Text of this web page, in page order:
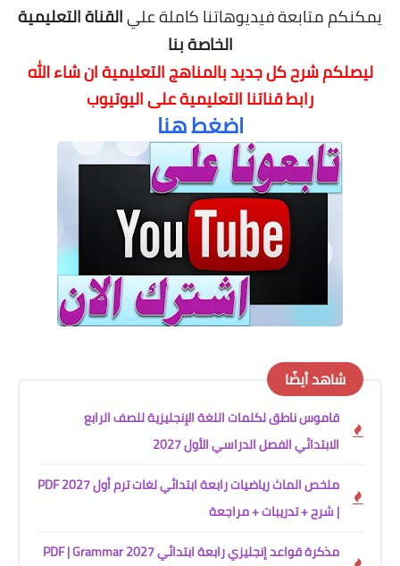
يمكنكم متابعة فيديوهاتنا كاملة عليالقناة التعليمية
الخاصة بنا
ليصلكم شرح كل جديد بالمناهج التعليميةان شاء الله
رابط قناتنا التعليمية على اليوتيوب
اضغط هنا
شاهد أيضًا
قاموس ناطق لكلمات اللغة الإنجليزية للصف الرابع
الابتدائي الفصل الدراسي الأول 2027
ملخص الماث رياضيات رابعة ابتدائي لغات ترم أول 2027 PDF
| شرح + تدريبات + مراجعة
مذكرة قواعد إنجليزي رابعة ابتدائي 2027 PDF | Grammar